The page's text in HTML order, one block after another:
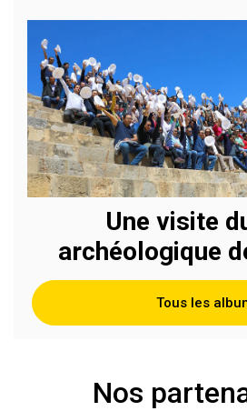
Une visite
archéologique
Tous les
Nos